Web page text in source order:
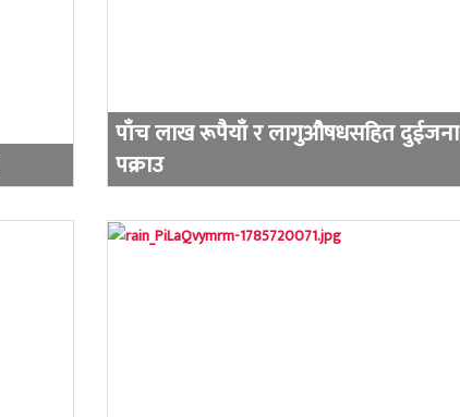
पाँच लाख रूपैयाँ र लागुऔषधसहित दुईजना
पक्राउ